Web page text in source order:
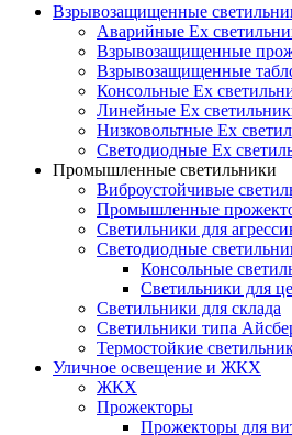
Взрывозащищенные
Аварийные Ex
Взрывозащищенные
Взрывозащищенные
Консольные Ех
Линейные Ex
Низковольтные Ex
Светодиодные Ex
Промышленные светильники
Виброустойчивые
Промышленные
Светильники для
Светодиодные
Консольные
Светильники для
Светильники для склада
Светильники типа
Термостойкие
Уличное освещение и ЖКХ
ЖКХ
Прожекторы
Прожекторы для